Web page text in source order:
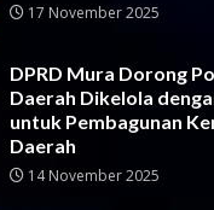
17 November 2025
DPRD Mura Dorong
Daerah Dikelola
untuk Pembagunan
Daerah
14 November 2025